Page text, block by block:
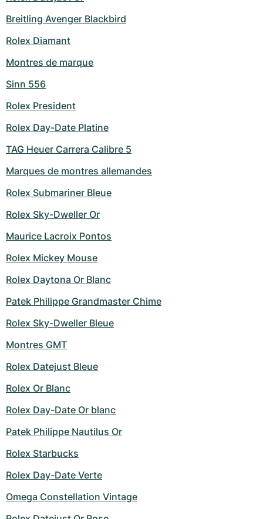
Breitling Avenger Blackbird
Rolex Diamant
Montres de marque
Sinn 556
Rolex President
Rolex Day-Date Platine
TAG Heuer Carrera Calibre 5
Marques de montres allemandes
Rolex Submariner Bleue
Rolex Sky-Dweller Or
Maurice Lacroix Pontos
Rolex Mickey Mouse
Rolex Daytona Or Blanc
Patek Philippe Grandmaster Chime
Rolex Sky-Dweller Bleue
Montres GMT
Rolex Datejust Bleue
Rolex Or Blanc
Rolex Day-Date Or blanc
Patek Philippe Nautilus Or
Rolex Starbucks
Rolex Day-Date Verte
Omega Constellation Vintage